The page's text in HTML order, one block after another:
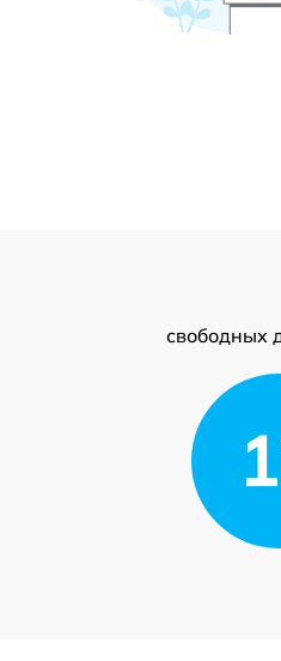
свободных